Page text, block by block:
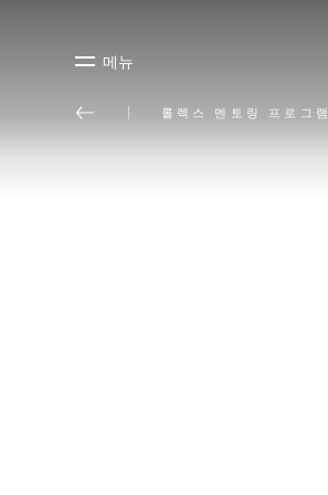
메뉴
롤렉스 멘토링 프로그램